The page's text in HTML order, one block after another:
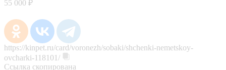
55 000 ₽
https://kinpet.ru/card/voronezh/sobaki/shchenki-nemetskoy-
ovcharki-118101/
Ссылка скопирована